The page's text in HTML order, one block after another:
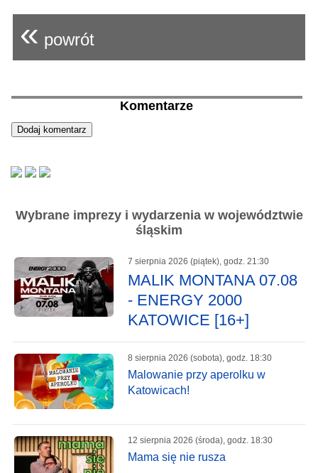
« powrót
Komentarze
Wybrane imprezy i wydarzenia w województwie
śląskim
7 sierpnia 2026 (piątek), godz. 21:30
MALIK MONTANA 07.08
- ENERGY 2000
KATOWICE [16+]
8 sierpnia 2026 (sobota), godz. 18:30
Malowanie przy aperolku w
Katowicach!
12 sierpnia 2026 (środa), godz. 18:30
Mama się nie rusza